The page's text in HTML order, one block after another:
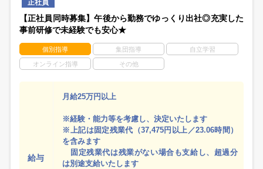
正社員
【正社員同時募集】午後から勤務でゆっくり出社◎充実した
事前研修で未経験でも安心★
個別指導 集団指導 自立学習
オンライン指導 その他
給与
月給25万円以上
※経験・能力等を考慮し、決定いたします
※上記は固定残業代（37,475円以上／23.06時間）
を含みます
固定残業代は残業がない場合も支給し、超過分
は別途支給いたします